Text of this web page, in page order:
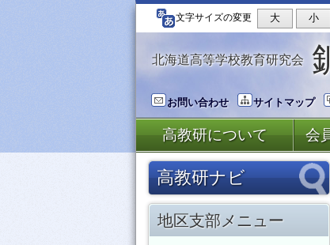
文字サイズの変更 大 小
北海道高等学校教育研究会
お問い合わせ サイトマップ
高教研について 会
高教研ナビ
地区支部一覧
地区支部メニュー